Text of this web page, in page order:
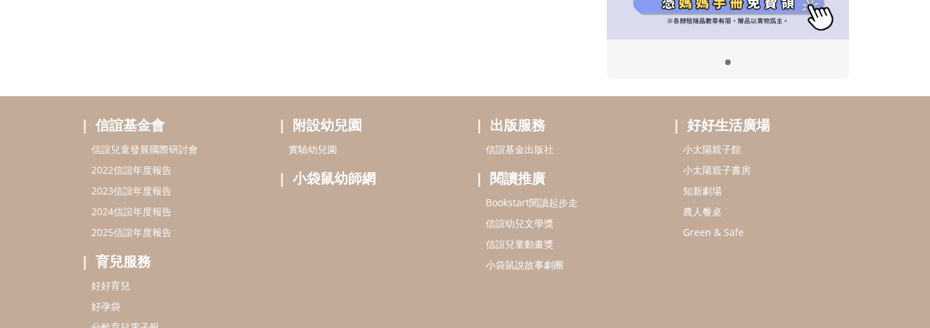
信誼基金會
信誼兒童發展國際研討會
2022信誼年度報告
2023信誼年度報告
2024信誼年度報告
2025信誼年度報告
育兒服務
好好育兒
好孕袋
附設幼兒園
實驗幼兒園
小袋鼠幼師網
出版服務
信誼基金出版社
閱讀推廣
Bookstart閱讀起步走
信誼幼兒文學獎
信誼兒童動畫獎
小袋鼠說故事劇團
好好生活廣場
小太陽親子館
小太陽親子書房
知新劇場
農人餐桌
Green & Safe